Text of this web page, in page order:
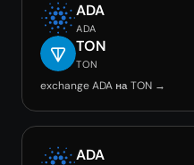
ADA
ADA
TON
TON
exchange ADA на TON →
ADA